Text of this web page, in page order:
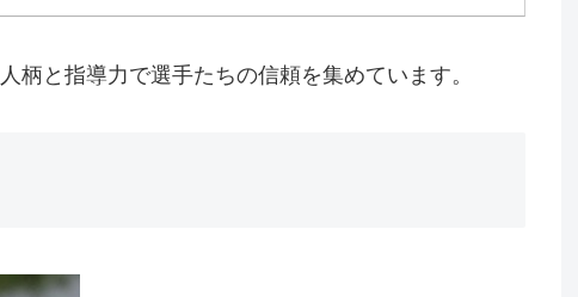
柄と指導力で選手たちの信頼を集めています。